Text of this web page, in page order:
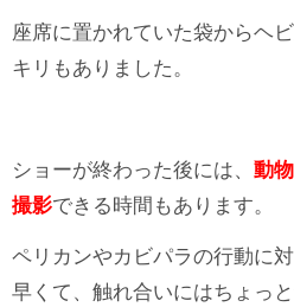
座席に置かれていた袋からヘ
キリもありました。
ショーが終わった後には、 動
撮影できる時間もあります。
ペリカンやカビパラの行動に
早くて、触れ合いにはちょっ